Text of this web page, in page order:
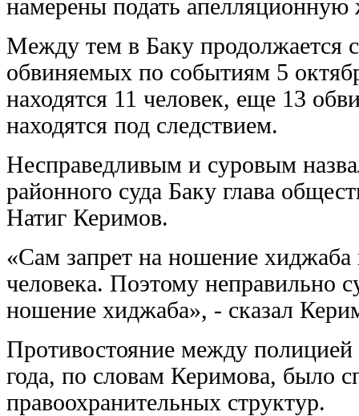
намерены подать апелляционную
Между тем в Баку продолжается
обвиняемых по событиям 5
находятся 11 человек, еще 13
находятся под следствием.
Несправедливым и суровым
районного суда Баку глава
Натиг Керимов.
«Сам запрет на ношение хиджаба
человека. Поэтому неправильно
ношение хиджаба», - сказал
Противостояние между
года, по словам Керимова, было
правоохранительных структур.